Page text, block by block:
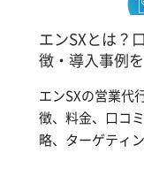
エンSXとは？
徴・導入事例
エンSXの営業代
徴、料金、口コ
略、ターゲティ